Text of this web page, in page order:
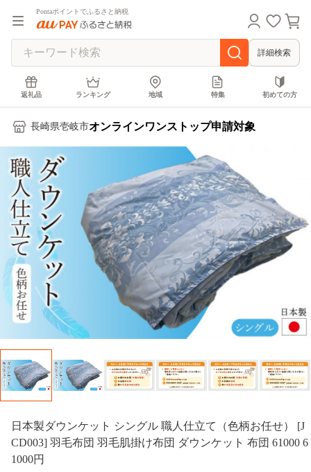
Pontaポイントでふるさと納税
詳細検索
返礼品 ランキング 地域 特集 初めての方
長崎県壱岐市オンラインワンストップ申請対象
日本製ダウンケット シングル 職人仕立て（色柄お任せ） [J
CD003] 羽毛布団 羽毛肌掛け布団 ダウンケット 布団 61000 6
1000円